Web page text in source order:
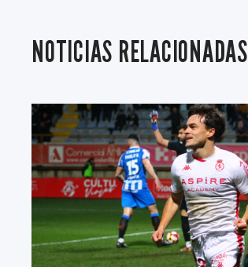
NOTICIAS RELACIONADAS